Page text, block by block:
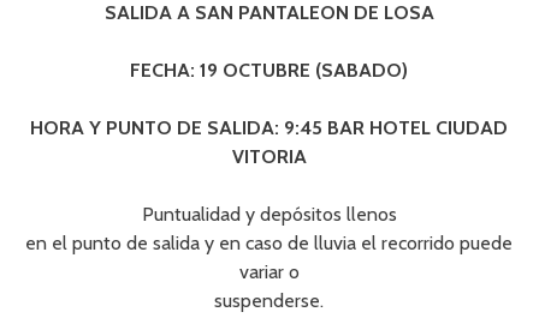
SALIDA A SAN PANTALEON DE LOSA
FECHA: 19 OCTUBRE (SABADO)
HORA Y PUNTO DE SALIDA: 9:45 BAR HOTEL CIUDAD
VITORIA
Puntualidad y depósitos llenos
en el punto de salida y en caso de lluvia el recorrido puede
variar o
suspenderse.